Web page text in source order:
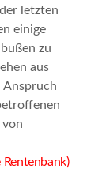
letzten
einige
zu
aus
von